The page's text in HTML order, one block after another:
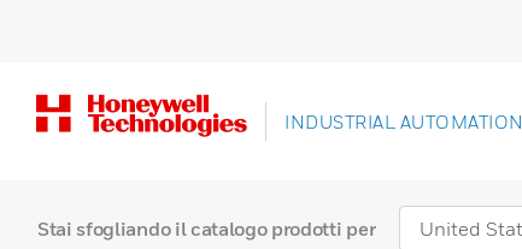
INDUSTRIAL AUTOMATION
Stai sfogliando il catalogo prodotti per